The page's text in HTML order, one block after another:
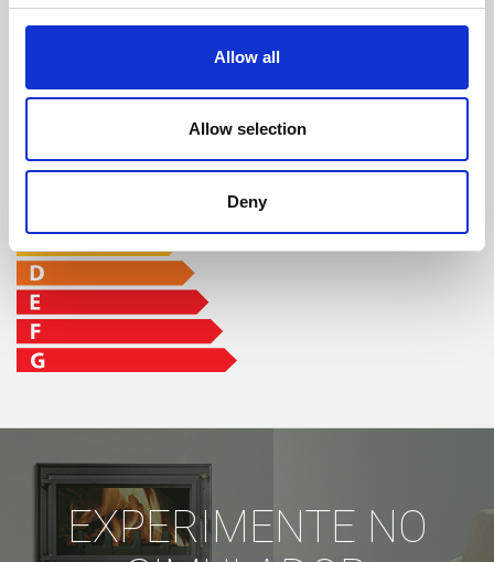
Allow all
Allow selection
Deny
EXPERIMENTE NO